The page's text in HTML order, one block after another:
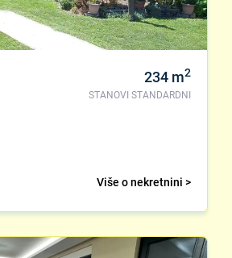
234 m2
STANOVI STANDARDNI
Više o nekretnini >